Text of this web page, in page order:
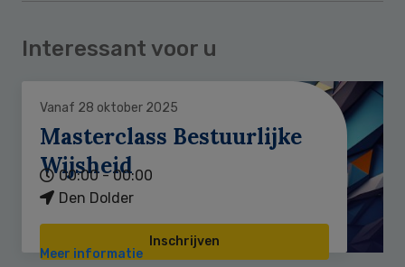
Interessant voor u
Vanaf 28 oktober 2025
Masterclass Bestuurlijke
Wijsheid
00:00 - 00:00
Den Dolder
Inschrijven
Meer informatie